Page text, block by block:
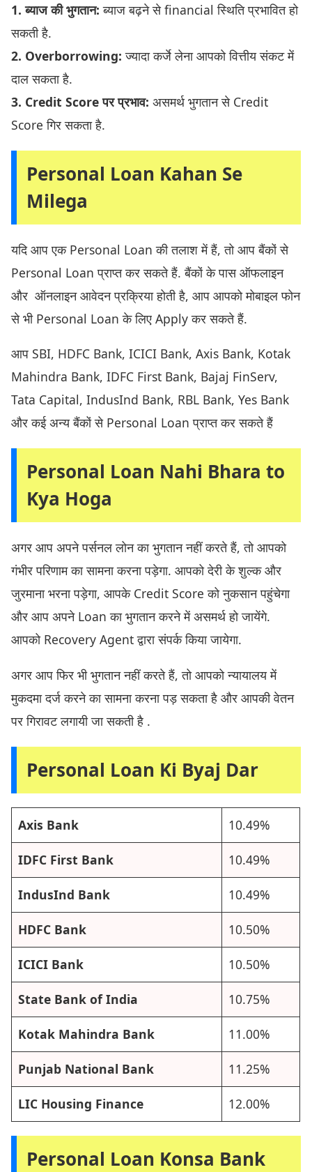
1. ब्याज की भुगतान: ब्याज बढ़ने से financial स्थिति प्रभावित हो
सकती है.
2. Overborrowing: ज्यादा कर्जे लेना आपको वित्तीय संकट में
दाल सकता है.
3. Credit Score पर प्रभाव: असमर्थ भुगतान से Credit
Score गिर सकता है.
Personal Loan Kahan Se
Milega
यदि आप एक Personal Loan की तलाश में हैं, तो आप बैंकों से
Personal Loan प्राप्त कर सकते हैं. बैंकों के पास ऑफलाइन
और ऑनलाइन आवेदन प्रक्रिया होती है, आप आपको मोबाइल फोन
से भी Personal Loan के लिए Apply कर सकते हैं.
आप SBI, HDFC Bank, ICICI Bank, Axis Bank, Kotak
Mahindra Bank, IDFC First Bank, Bajaj FinServ,
Tata Capital, IndusInd Bank, RBL Bank, Yes Bank
और कई अन्य बैंकों से Personal Loan प्राप्त कर सकते हैं
Personal Loan Nahi Bhara to
Kya Hoga
अगर आप अपने पर्सनल लोन का भुगतान नहीं करते हैं, तो आपको
गंभीर परिणाम का सामना करना पड़ेगा. आपको देरी के शुल्क और
जुरमाना भरना पड़ेगा, आपके Credit Score को नुकसान पहुंचेगा
और आप अपने Loan का भुगतान करने में असमर्थ हो जायेंगे.
आपको Recovery Agent द्वारा संपर्क किया जायेगा.
अगर आप फिर भी भुगतान नहीं करते हैं, तो आपको न्यायालय में
मुकदमा दर्ज करने का सामना करना पड़ सकता है और आपकी वेतन
पर गिरावट लगायी जा सकती है .
Personal Loan Ki Byaj Dar
Axis Bank 10.49%
IDFC First Bank 10.49%
IndusInd Bank 10.49%
HDFC Bank 10.50%
ICICI Bank 10.50%
State Bank of India 10.75%
Kotak Mahindra Bank 11.00%
Punjab National Bank 11.25%
LIC Housing Finance 12.00%
Personal Loan Konsa Bank